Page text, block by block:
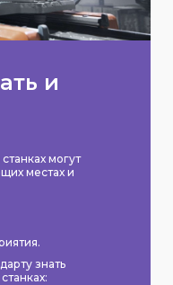
и
могут
местах и
знать